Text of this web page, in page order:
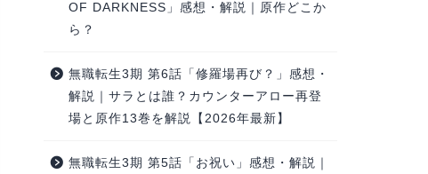
OF DARKNESS」感想・解説｜原作どこか
ら？
無職転生3期 第6話「修羅場再び？」感想・
解説｜サラとは誰？カウンターアロー再登
場と原作13巻を解説【2026年最新】
無職転生3期 第5話「お祝い」感想・解説｜